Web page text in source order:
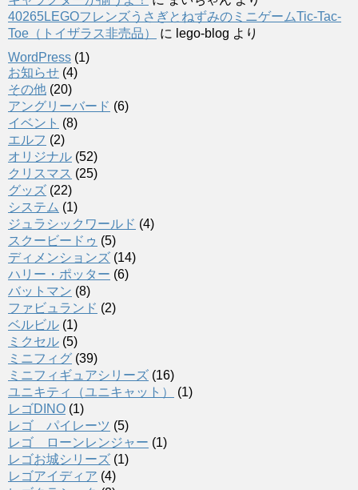
40265LEGOフレンズうさぎとねずみのミニゲームTic-Tac-
Toe（トイザラス非売品）
に lego-blog より
WordPress (1)
お知らせ (4)
その他 (20)
アングリーバード (6)
イベント (8)
エルフ (2)
オリジナル (52)
クリスマス (25)
グッズ (22)
システム (1)
ジュラシックワールド (4)
スクービードゥ (5)
ディメンションズ (14)
ハリー・ポッター (6)
バットマン (8)
ファビュランド (2)
ベルビル (1)
ミクセル (5)
ミニフィグ (39)
ミニフィギュアシリーズ (16)
ユニキティ（ユニキャット）
(1)
レゴDINO (1)
レゴ パイレーツ (5)
レゴ ローンレンジャー (1)
レゴお城シリーズ (1)
レゴアイディア (4)